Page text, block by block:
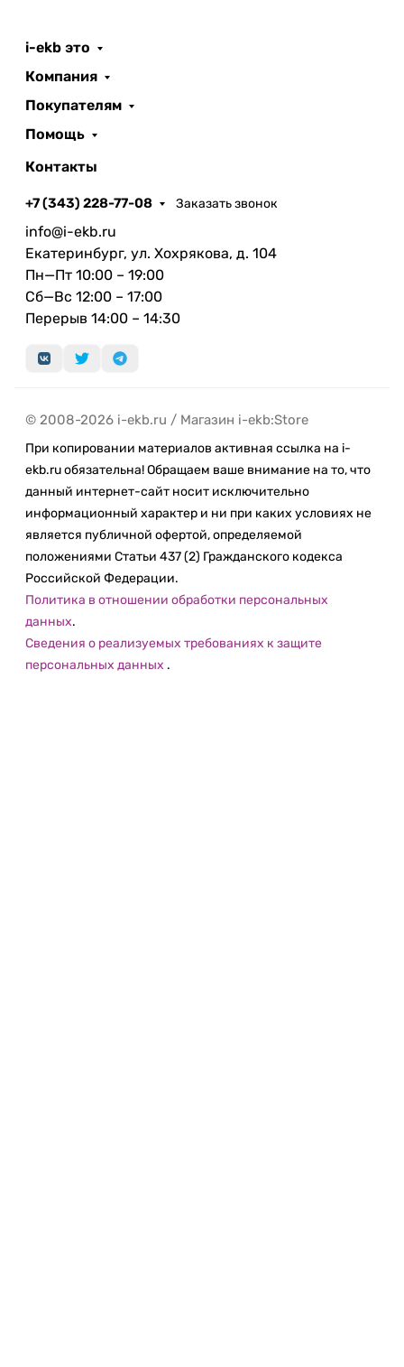
i-ekb это
Компания
Покупателям
Помощь
Контакты
+7 (343) 228-77-08 Заказать звонок
info@i-ekb.ru
Екатеринбург, ул. Хохрякова, д. 104
Пн—Пт 10:00 – 19:00
Сб—Вс 12:00 – 17:00
Перерыв 14:00 – 14:30
© 2008-2026 i-ekb.ru / Магазин i-ekb:Store
При копировании материалов активная ссылка на i-
ekb.ru обязательна! Обращаем ваше внимание на то, что
данный интернет-сайт носит исключительно
информационный характер и ни при каких условиях не
является публичной офертой, определяемой
положениями Статьи 437 (2) Гражданского кодекса
Российской Федерации.
Политика в отношении обработки персональных
данных.
Сведения о реализуемых требованиях к защите
персональных данных .